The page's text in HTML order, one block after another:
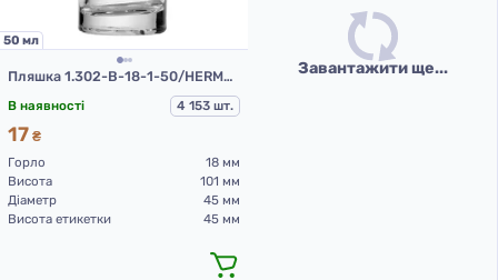
50 мл
Пляшка 1.302-В-18-1-50/HERMES (скляні пляшки 50 мл)
В наявності 4 153 шт.
17 ₴
Горло
18 мм
Висота
101 мм
Діаметр
45 мм
Висота етикетки
45 мм
Завантажити ще...